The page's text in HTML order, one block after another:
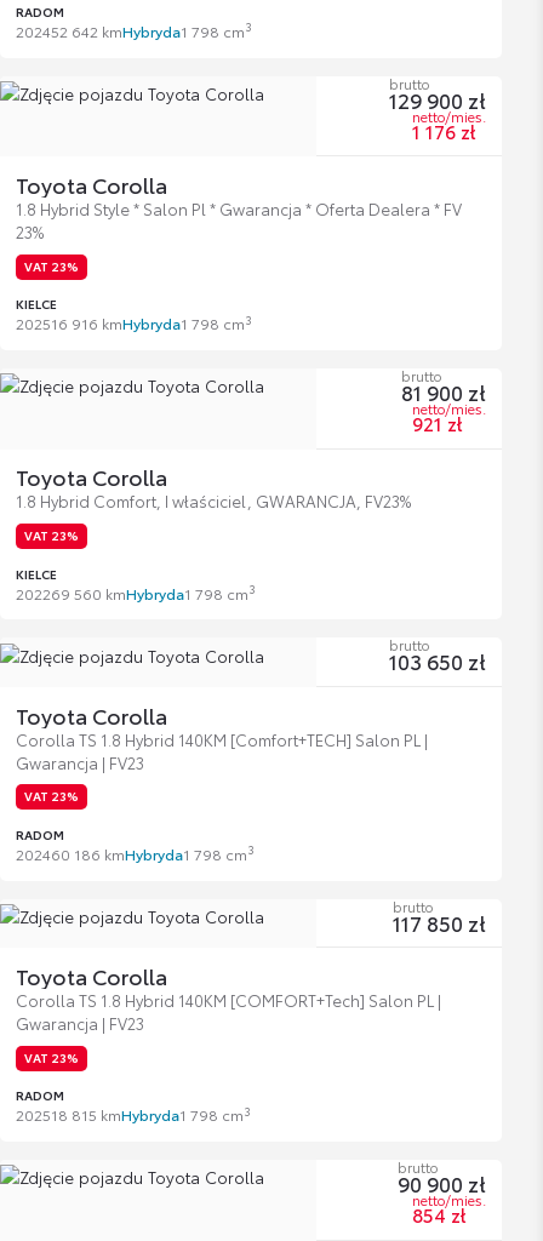
RADOM
202452 642 kmHybryda1 798 cm3
Toyota Corolla
1.8 Hybrid Style * Salon Pl * Gwarancja * Oferta Dealera * FV
23%
VAT 23%
KIELCE
202516 916 kmHybryda1 798 cm3
brutto
129 900 zł
netto/mies.
1 176 zł
Toyota Corolla
1.8 Hybrid Comfort, I właściciel, GWARANCJA, FV23%
VAT 23%
KIELCE
202269 560 kmHybryda1 798 cm3
brutto
81 900 zł
netto/mies.
921 zł
Toyota Corolla
Corolla TS 1.8 Hybrid 140KM [Comfort+TECH] Salon PL |
Gwarancja | FV23
VAT 23%
RADOM
202460 186 kmHybryda1 798 cm3
brutto
103 650 zł
Toyota Corolla
Corolla TS 1.8 Hybrid 140KM [COMFORT+Tech] Salon PL |
Gwarancja | FV23
VAT 23%
RADOM
202518 815 kmHybryda1 798 cm3
brutto
117 850 zł
brutto
90 900 zł
netto/mies.
854 zł